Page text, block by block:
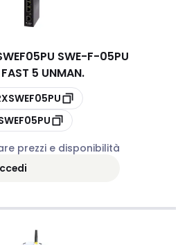
SWE-F-05PU
5 UNMAN.
prezzi e disponibilità